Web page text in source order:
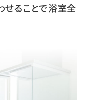
せることで浴室全